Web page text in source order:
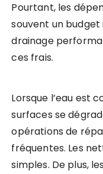
Pourtant, les
souvent un
drainage
ces frais.
Lorsque l’eau est
surfaces se
opérations de
fréquentes. Les
simples. De plus,